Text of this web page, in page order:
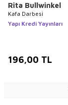
Rita Bullwinkel
Kafa Darbesi
Yapı Kredi Yayınları
196,00 TL